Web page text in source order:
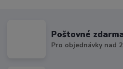
Poštovné
Pro objednávky nad